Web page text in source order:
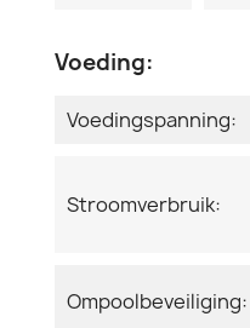
Voeding:
Voedingspanning:
Stroomverbruik:
Ompoolbeveiliging: